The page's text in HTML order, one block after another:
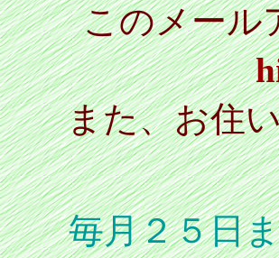
このメール
また、お住
毎月２５日